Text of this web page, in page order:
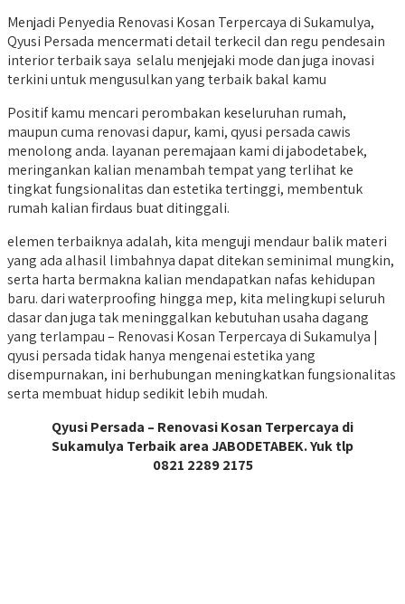
Menjadi Penyedia Renovasi Kosan Terpercaya di Sukamulya,
Qyusi Persada mencermati detail terkecil dan regu pendesain
interior terbaik saya selalu menjejaki mode dan juga inovasi
terkini untuk mengusulkan yang terbaik bakal kamu
Positif kamu mencari perombakan keseluruhan rumah,
maupun cuma renovasi dapur, kami, qyusi persada cawis
menolong anda. layanan peremajaan kami di jabodetabek,
meringankan kalian menambah tempat yang terlihat ke
tingkat fungsionalitas dan estetika tertinggi, membentuk
rumah kalian firdaus buat ditinggali.
elemen terbaiknya adalah, kita menguji mendaur balik materi
yang ada alhasil limbahnya dapat ditekan seminimal mungkin,
serta harta bermakna kalian mendapatkan nafas kehidupan
baru. dari waterproofing hingga mep, kita melingkupi seluruh
dasar dan juga tak meninggalkan kebutuhan usaha dagang
yang terlampau – Renovasi Kosan Terpercaya di Sukamulya |
qyusi persada tidak hanya mengenai estetika yang
disempurnakan, ini berhubungan meningkatkan fungsionalitas
serta membuat hidup sedikit lebih mudah.
Qyusi Persada – Renovasi Kosan Terpercaya di
Sukamulya Terbaik area JABODETABEK. Yuk tlp
0821 2289 2175